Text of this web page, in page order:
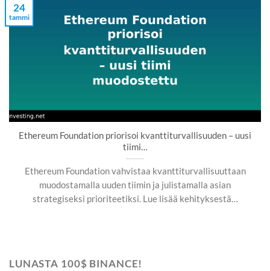
Ethereum Foundation priorisoi kvanttiturvallisuuden – uusi
tiimi…
Ethereum Foundation vahvistaa kvanttiturvallisuuttaan
muodostamalla uuden tiimin ja julistamalla asian
strategiseksi prioriteetiksi. Lue lisää kehityksestä…
24
tammi
LUNASTA 100$ BINANCE!